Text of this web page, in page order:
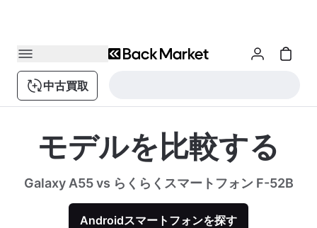
中古買取
モデルを比較する
Galaxy A55 vs らくらくスマートフォン F-52B
Androidスマートフォンを探す